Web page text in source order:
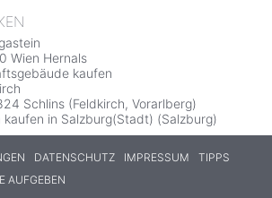
Wien Hernals
kaufen
Schlins (Feldkirch, Vorarlberg)
kaufen in Salzburg(Stadt) (Salzburg)
DATENSCHUTZ IMPRESSUM
TIPPS
AUFGEBEN